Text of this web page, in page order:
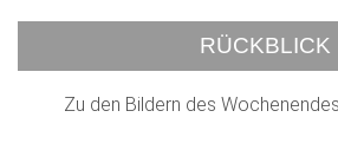
RÜCKBLICK
Zu den Bildern des